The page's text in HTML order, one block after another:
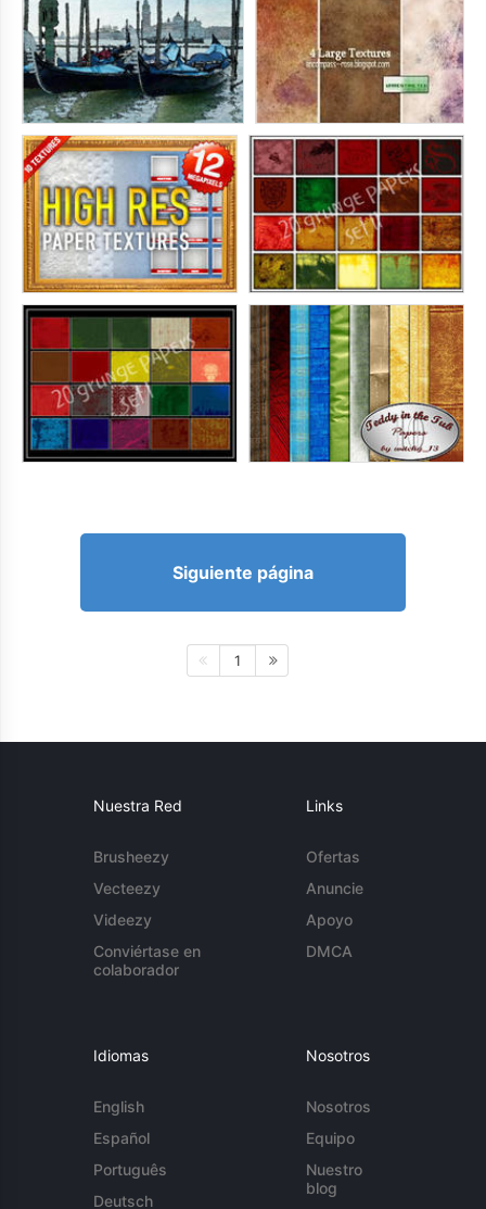
Siguiente página
1
Nuestra Red
Brusheezy
Vecteezy
Videezy
Conviértase en
colaborador
Links
Ofertas
Anuncie
Apoyo
DMCA
Idiomas
English
Español
Português
Deutsch
Nosotros
Nosotros
Equipo
Nuestro
blog